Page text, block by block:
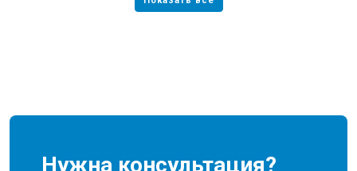
Нужна консультация?